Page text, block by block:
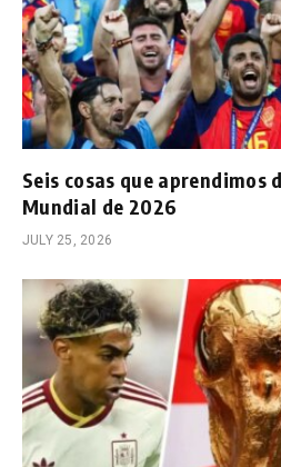
Seis cosas que aprendimos
Mundial de 2026
JULY 25, 2026